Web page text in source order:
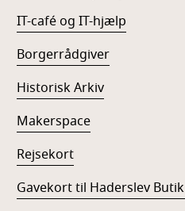
IT-café og IT-hjælp
Borgerrådgiver
Historisk Arkiv
Makerspace
Rejsekort
Gavekort til Haderslev